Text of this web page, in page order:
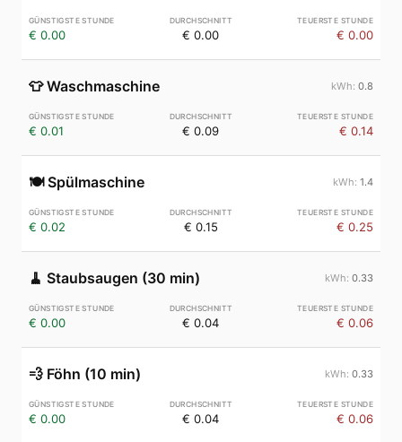
€ 0.00 € 0.00 € 0.00
👕 Waschmaschine 0.8
€ 0.01 € 0.09 € 0.14
🍽️ Spülmaschine 1.4
€ 0.02 € 0.15 € 0.25
🧹 Staubsaugen (30 min) 0.33
€ 0.00 € 0.04 € 0.06
💨 Föhn (10 min) 0.33
€ 0.00 € 0.04 € 0.06